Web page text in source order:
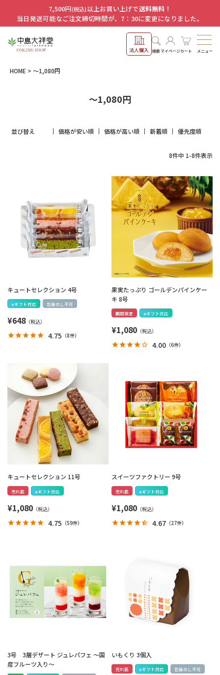
7,500円(税込)以上お買い上げで送料無料！
当日発送可能なご注文締切時間が、7：30に変更になりました。
法人購入 検索マイページカート メニュー
HOME ～1,080円
～1,080円
並び替え 価格が安い順 価格が高い順 新着順 優先度順
8件中 1-8件表示
キュートセレクション 4号
eギフト対応 包装のし不可
¥648
4.75 （8件）
果実たっぷり ゴールデンパインケー
キ 8号
期間限定 eギフト対応
¥1,080
4.00 （6件）
キュートセレクション 11号
売れ筋 eギフト対応
¥1,080
4.75 （59件）
スイーツファクトリー 9号
売れ筋 eギフト対応
¥1,080
4.67 （27件）
3号 3層デザート ジュレパフェ ～国
産フルーツ入り～
いもくり 3個入
売れ筋 eギフト対応 包装のし不可